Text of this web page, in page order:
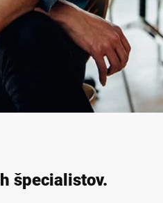
špecialistov.